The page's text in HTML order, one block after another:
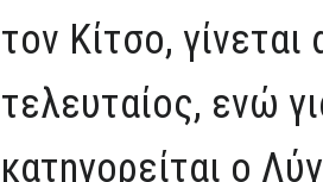
τον Κίτσο, γίνεται
τελευταίος, ενώ
κατηγορείται ο